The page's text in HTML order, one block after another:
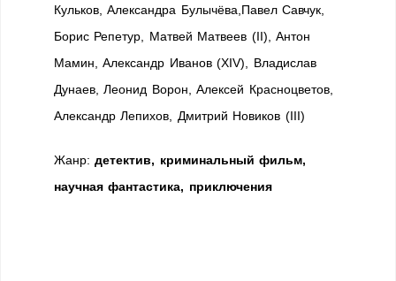
Кульков, Александра Булычёва,Павел Савчук,
Борис Репетур, Матвей Матвеев (II), Антон
Мамин, Александр Иванов (XIV), Владислав
Дунаев, Леонид Ворон, Алексей Красноцветов,
Александр Лепихов, Дмитрий Новиков (III)
Жанр:детектив, криминальный фильм,
научная фантастика, приключения